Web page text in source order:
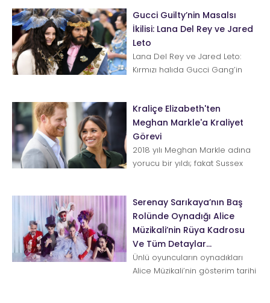
Gucci Guilty’nin Masalsı
İkilisi: Lana Del Rey ve Jared
Leto
Lana Del Rey ve Jared Leto:
Kırmızı halıda Gucci Gang’in
Kraliçe Elizabeth'ten
Meghan Markle'a Kraliyet
Görevi
2018 yılı Meghan Markle adına
yorucu bir yıldı; fakat Sussex
Serenay Sarıkaya’nın Baş
Rolünde Oynadığı Alice
Müzikali’nin Rüya Kadrosu
Ve Tüm Detaylar…
Ünlü oyuncuların oynadıkları
Alice Müzikali’nin gösterim tarihi